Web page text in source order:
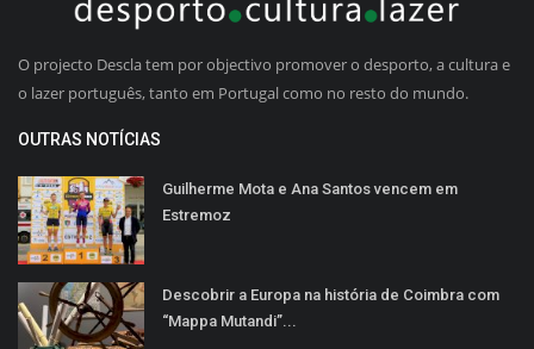
O projecto Descla tem por objectivo promover o desporto, a cultura e
o lazer português, tanto em Portugal como no resto do mundo.
OUTRAS NOTÍCIAS
Guilherme Mota e Ana Santos vencem em
Estremoz
Descobrir a Europa na história de Coimbra com
“Mappa Mutandi”...